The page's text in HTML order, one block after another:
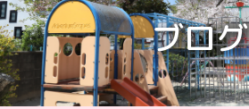
ブログ